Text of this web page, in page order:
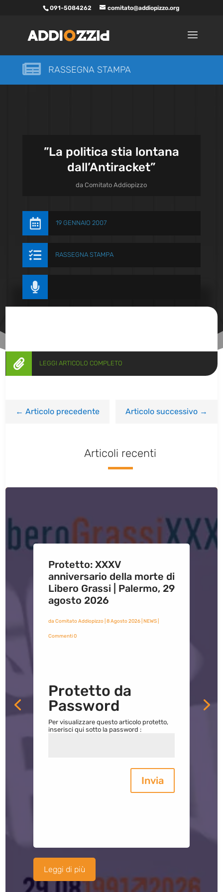
091-5084262 comitato@addiopizzo.org
 RASSEGNA STAMPA
”La politica stia lontana
dall’Antiracket”
daComitato Addiopizzo
 19 GENNAIO 2007
 RASSEGNA STAMPA

 LEGGI ARTICOLO COMPLETO
←Articolo precedente Articolo successivo→
Articoli recenti
Protetto: XXXV
anniversario della morte di
Libero Grassi | Palermo, 29
agosto 2026
da Comitato Addiopizzo| 8 Agosto 2026| NEWS|
Commenti 0
Protetto da
Password
Per visualizzare questo articolo protetto,
inserisci qui sotto la password :
Invia
Leggi di più